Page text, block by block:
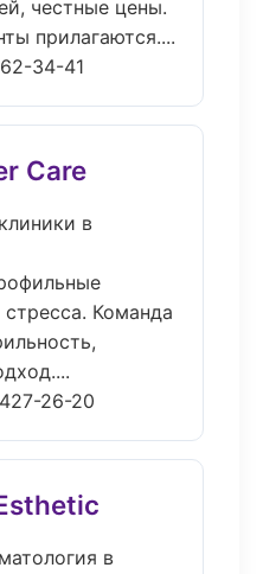
честные цены.
прилагаются....
34-41
Care
в
Команда
26-20
в